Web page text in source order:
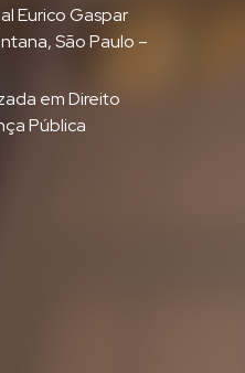
Eurico Gaspar
São Paulo –
em Direito
Pública